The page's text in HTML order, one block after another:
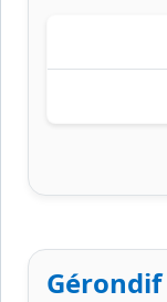
Gérondif